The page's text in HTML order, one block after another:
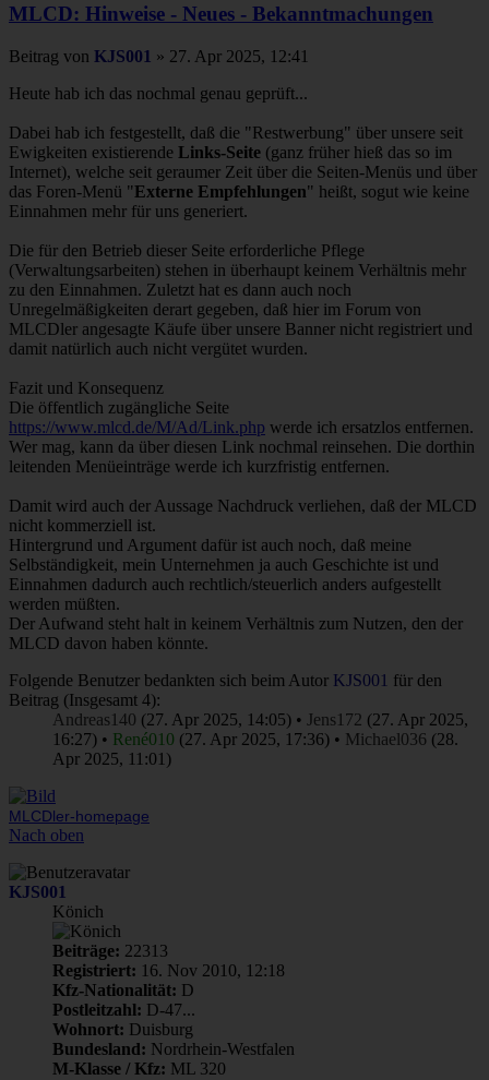
MLCD: Hinweise - Neues - Bekanntmachungen
Beitrag von KJS001 » 27. Apr 2025, 12:41
Heute hab ich das nochmal genau geprüft...
Dabei hab ich festgestellt, daß die "Restwerbung" über unsere seit
Ewigkeiten existierende Links-Seite (ganz früher hieß das so im
Internet), welche seit geraumer Zeit über die Seiten-Menüs und über
das Foren-Menü "Externe Empfehlungen" heißt, sogut wie keine
Einnahmen mehr für uns generiert.
Die für den Betrieb dieser Seite erforderliche Pflege
(Verwaltungsarbeiten) stehen in überhaupt keinem Verhältnis mehr
zu den Einnahmen. Zuletzt hat es dann auch noch
Unregelmäßigkeiten derart gegeben, daß hier im Forum von
MLCDler angesagte Käufe über unsere Banner nicht registriert und
damit natürlich auch nicht vergütet wurden.
Fazit und Konsequenz
Die öffentlich zugängliche Seite
https://www.mlcd.de/M/Ad/Link.php werde ich ersatzlos entfernen.
Wer mag, kann da über diesen Link nochmal reinsehen. Die dorthin
leitenden Menüeinträge werde ich kurzfristig entfernen.
Damit wird auch der Aussage Nachdruck verliehen, daß der MLCD
nicht kommerziell ist.
Hintergrund und Argument dafür ist auch noch, daß meine
Selbständigkeit, mein Unternehmen ja auch Geschichte ist und
Einnahmen dadurch auch rechtlich/steuerlich anders aufgestellt
werden müßten.
Der Aufwand steht halt in keinem Verhältnis zum Nutzen, den der
MLCD davon haben könnte.
Folgende Benutzer bedankten sich beim Autor KJS001 für den
Beitrag (Insgesamt 4):
Andreas140 (27. Apr 2025, 14:05) • Jens172 (27. Apr 2025,
16:27) • René010 (27. Apr 2025, 17:36) • Michael036 (28.
Apr 2025, 11:01)
MLCDler-homepage
Nach oben
KJS001
Könich
Beiträge: 22313
Registriert: 16. Nov 2010, 12:18
Kfz-Nationalität: D
Postleitzahl: D-47...
Wohnort: Duisburg
Bundesland: Nordrhein-Westfalen
M-Klasse / Kfz: ML 320